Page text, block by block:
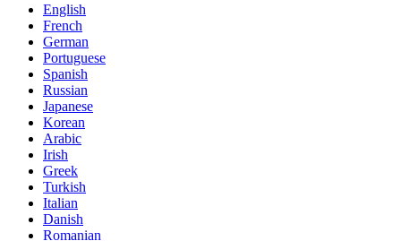
English
French
German
Portuguese
Spanish
Russian
Japanese
Korean
Arabic
Irish
Greek
Turkish
Italian
Danish
Romanian